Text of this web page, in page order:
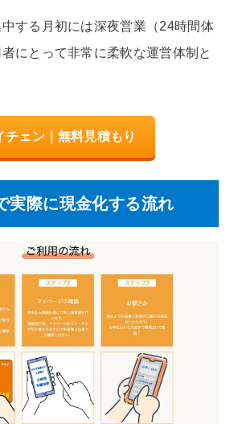
する月初には深夜営業（24時間体
にとって非常に柔軟な運営体制と
チェン｜無料見積もり
実際に現金化する流れ